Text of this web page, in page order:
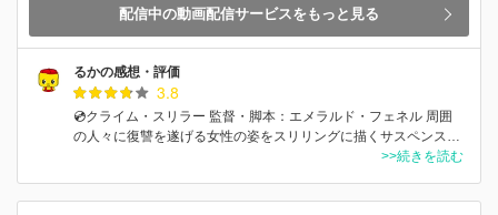
配信中の動画配信サービスをもっと見る
るかの感想・評価
3.8
💿クライム・スリラー 監督・脚本：エメラルド・フェネル 周囲
の人々に復讐を遂げる女性の姿をスリリングに描くサスペンス…
>>続きを読む